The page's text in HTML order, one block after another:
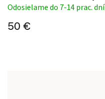
Odosielame do 7-14 prac. dní
50 €